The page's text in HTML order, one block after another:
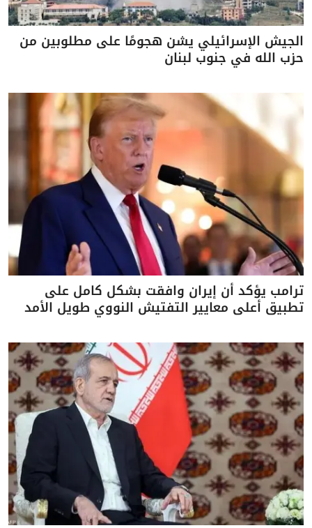
الجيش الإسرائيلي يشن هجومًا على مطلوبين من
حزب الله في جنوب لبنان
ترامب يؤكد أن إيران وافقت بشكل كامل على
تطبيق أعلى معايير التفتيش النووي طويل الأمد